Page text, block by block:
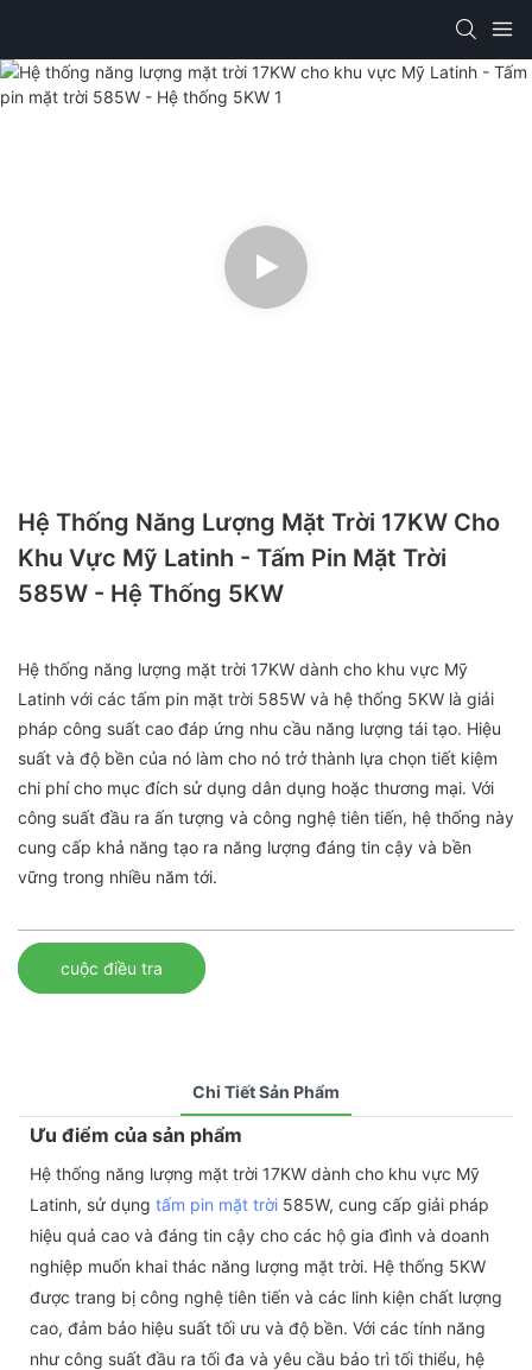
Hệ Thống Năng Lượng Mặt Trời 17KW Cho
Khu Vực Mỹ Latinh - Tấm Pin Mặt Trời
585W - Hệ Thống 5KW
Hệ thống năng lượng mặt trời 17KW dành cho khu vực Mỹ
Latinh với các tấm pin mặt trời 585W và hệ thống 5KW là giải
pháp công suất cao đáp ứng nhu cầu năng lượng tái tạo. Hiệu
suất và độ bền của nó làm cho nó trở thành lựa chọn tiết kiệm
chi phí cho mục đích sử dụng dân dụng hoặc thương mại. Với
công suất đầu ra ấn tượng và công nghệ tiên tiến, hệ thống này
cung cấp khả năng tạo ra năng lượng đáng tin cậy và bền
vững trong nhiều năm tới.
cuộc điều tra
Chi Tiết Sản Phẩm
Ưu điểm của sản phẩm
Hệ thống năng lượng mặt trời 17KW dành cho khu vực Mỹ
Latinh, sử dụng tấm pin mặt trời 585W, cung cấp giải pháp
hiệu quả cao và đáng tin cậy cho các hộ gia đình và doanh
nghiệp muốn khai thác năng lượng mặt trời. Hệ thống 5KW
được trang bị công nghệ tiên tiến và các linh kiện chất lượng
cao, đảm bảo hiệu suất tối ưu và độ bền. Với các tính năng
như công suất đầu ra tối đa và yêu cầu bảo trì tối thiểu, hệ